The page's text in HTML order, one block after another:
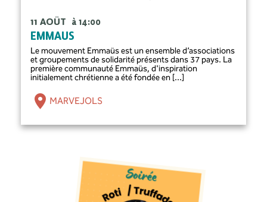
11 AOÛT à 14:00
EMMAUS
Le mouvement Emmaüs est un ensemble d’associations
et groupements de solidarité présents dans 37 pays. La
première communauté Emmaüs, d'inspiration
initialement chrétienne a été fondée en [...]
MARVEJOLS